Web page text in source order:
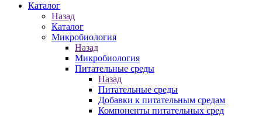
Каталог
Назад
Каталог
Микробиология
Назад
Микробиология
Питательные среды
Назад
Питательные среды
Добавки к питательным средам
Компоненты питательных сред